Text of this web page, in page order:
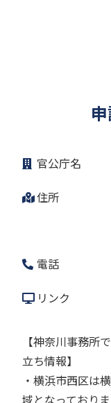
官公庁名
住所
電話
リンク
【神奈川事務所
立ち情報】
・横浜市西区は
域となっておりま